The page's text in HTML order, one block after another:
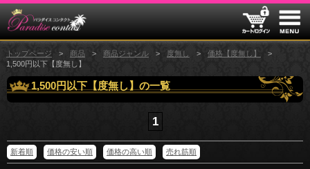
トップページ 商品 商品ジャンル 度無し
価格【度無し】
1,500円以下【度無し】
1,500円以下【度無し】の一覧
1
新着順 価格の安い順 価格の高い順 売れ筋順